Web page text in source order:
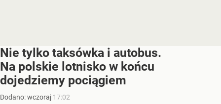
Nie tylko taksówka i autobus.
Na polskie lotnisko w końcu
dojedziemy pociągiem
Dodano:wczoraj 17:02